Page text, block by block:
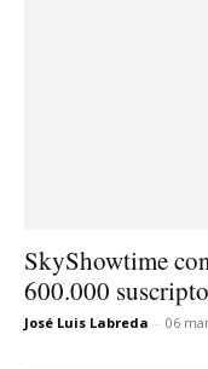
SkyShowtime
600.000
José Luis Labreda - 06